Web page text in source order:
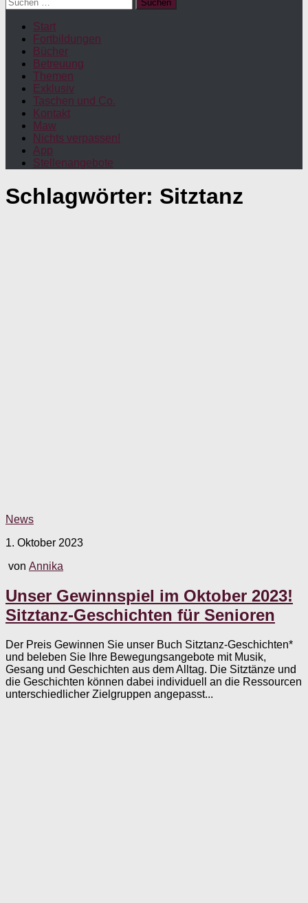
nach:
Start
Fortbildungen
Bücher
Betreuung
Themen
Exklusiv
Taschen und Co.
Kontakt
Maw
Nichts verpassen!
App
Stellenangebote
Schlagwörter: Sitztanz
News
1. Oktober 2023
von Annika
Unser Gewinnspiel im Oktober 2023!
Sitztanz-Geschichten für Senioren
Der Preis Gewinnen Sie unser Buch Sitztanz-Geschichten*
und beleben Sie Ihre Bewegungsangebote mit Musik,
Gesang und Geschichten aus dem Alltag. Die Sitztänze und
die Geschichten können dabei individuell an die Ressourcen
unterschiedlicher Zielgruppen angepasst...